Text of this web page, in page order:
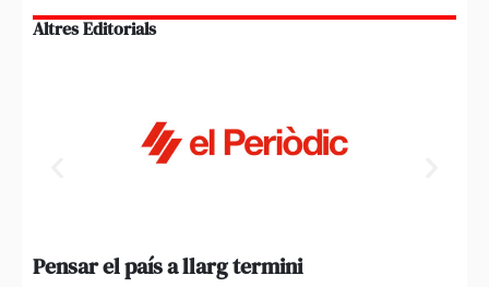
Altres Editorials
Pensar el país a llarg termini